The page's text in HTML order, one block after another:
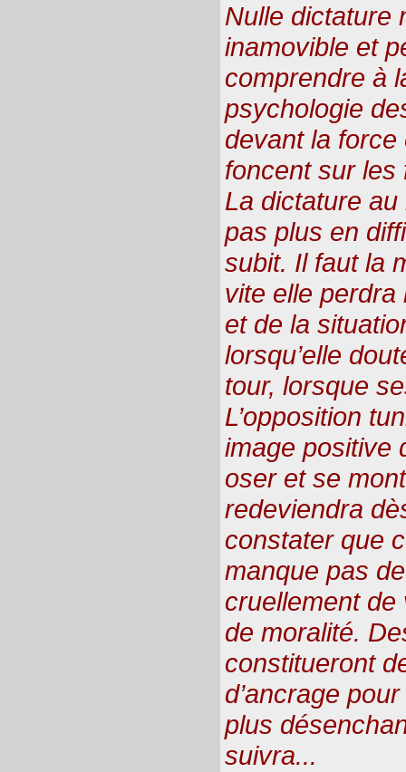
Nulle dictature
inamovible et
comprendre à
psychologie
devant la
foncent sur les
La dictature au
pas plus en
subit. Il faut la
vite elle perdra
et de la
lorsqu’elle
tour, lorsque
L’opposition
image positive
oser et se
redeviendra
constater que
manque pas
cruellement
de moralité.
constitueront
d’ancrage
plus
suivra...